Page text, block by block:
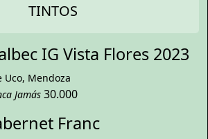
TINTOS
IG Vista Flores 2023
Uco, Mendoza
Jamás 30.000
Franc